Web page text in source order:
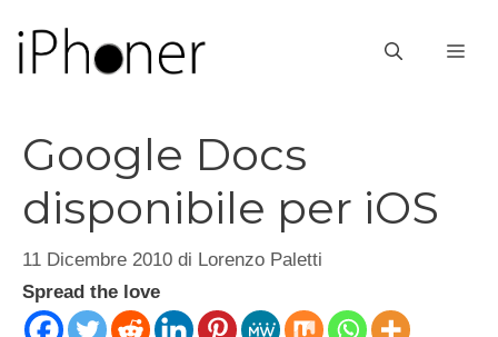
contenuto
Google Docs
disponibile per iOS
11 Dicembre 2010 di Lorenzo Paletti
Spread the love